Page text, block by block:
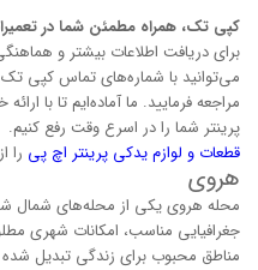
کپی تک، همراه مطمئن شما در
برای دریافت اطلاعات بیشتر و
می‌توانید با شماره‌های تماس کپی تک
مراجعه فرمایید. ما آماده‌ایم تا با
پرینتر شما را در اسرع وقت رفع کنیم.
قطعات و لوازم یدکی پرینتر اچ پی را
هروی
محله هروی یکی از محله‌های شمال
جغرافیایی مناسب، امکانات شهری
مناطق محبوب برای زندگی تبدیل